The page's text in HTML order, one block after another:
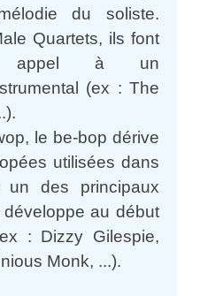
du soliste.
Quartets, ils font
appel à un
(ex : The
le be-bop dérive
utilisées dans
des principaux
au début
: Dizzy Gilespie,
Monk, ...).